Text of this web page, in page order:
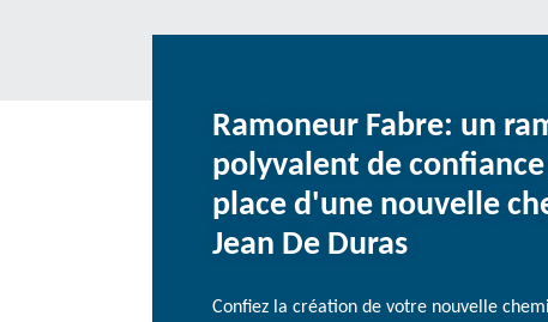
Ramoneur Fabre: un
polyvalent de
place d'une nouvelle
Jean De Duras
Confiez la création de votre nouvelle